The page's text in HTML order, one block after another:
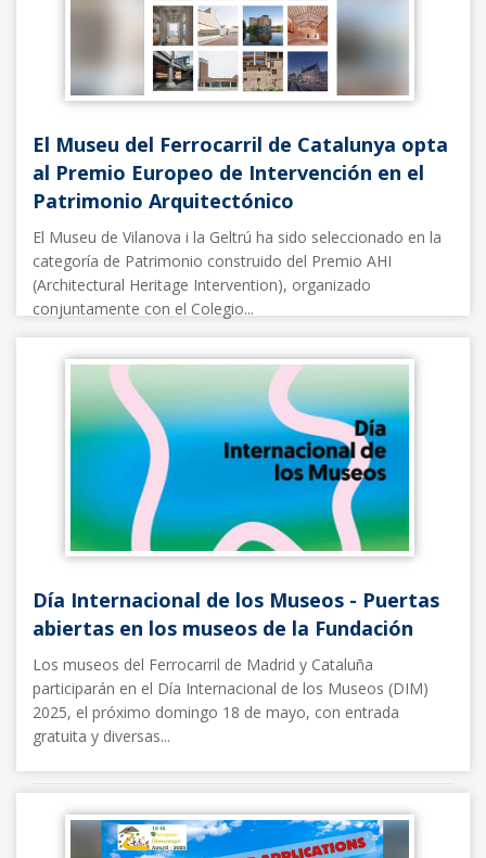
El Museu del Ferrocarril de Catalunya opta
al Premio Europeo de Intervención en el
Patrimonio Arquitectónico
El Museu de Vilanova i la Geltrú ha sido seleccionado en la
categoría de Patrimonio construido del Premio AHI
(Architectural Heritage Intervention), organizado
conjuntamente con el Colegio...
Noticias FFE
Día Internacional de los Museos - Puertas
abiertas en los museos de la Fundación
Los museos del Ferrocarril de Madrid y Cataluña
participarán en el Día Internacional de los Museos (DIM)
2025, el próximo domingo 18 de mayo, con entrada
gratuita y diversas...